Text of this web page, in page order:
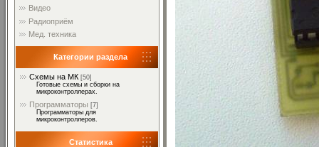
Видео
Радиоприём
Мед. техника
Категории раздела
Схемы на МК [50]
Готовые схемы и сборки на
микроконтроллерах.
Программаторы [7]
Программаторы для
микроконтроллеров.
Статистика